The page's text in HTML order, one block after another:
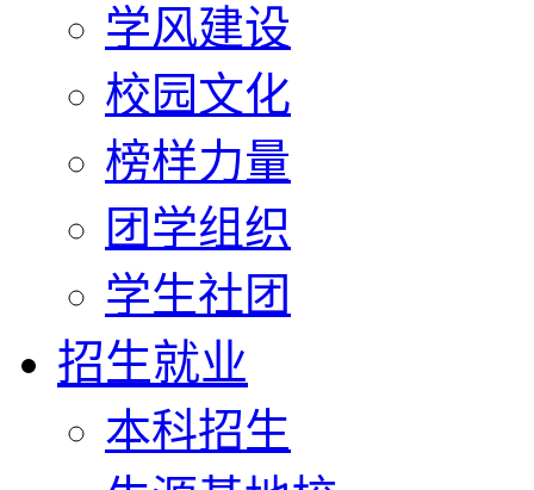
学风建设
校园文化
榜样力量
团学组织
学生社团
招生就业
本科招生